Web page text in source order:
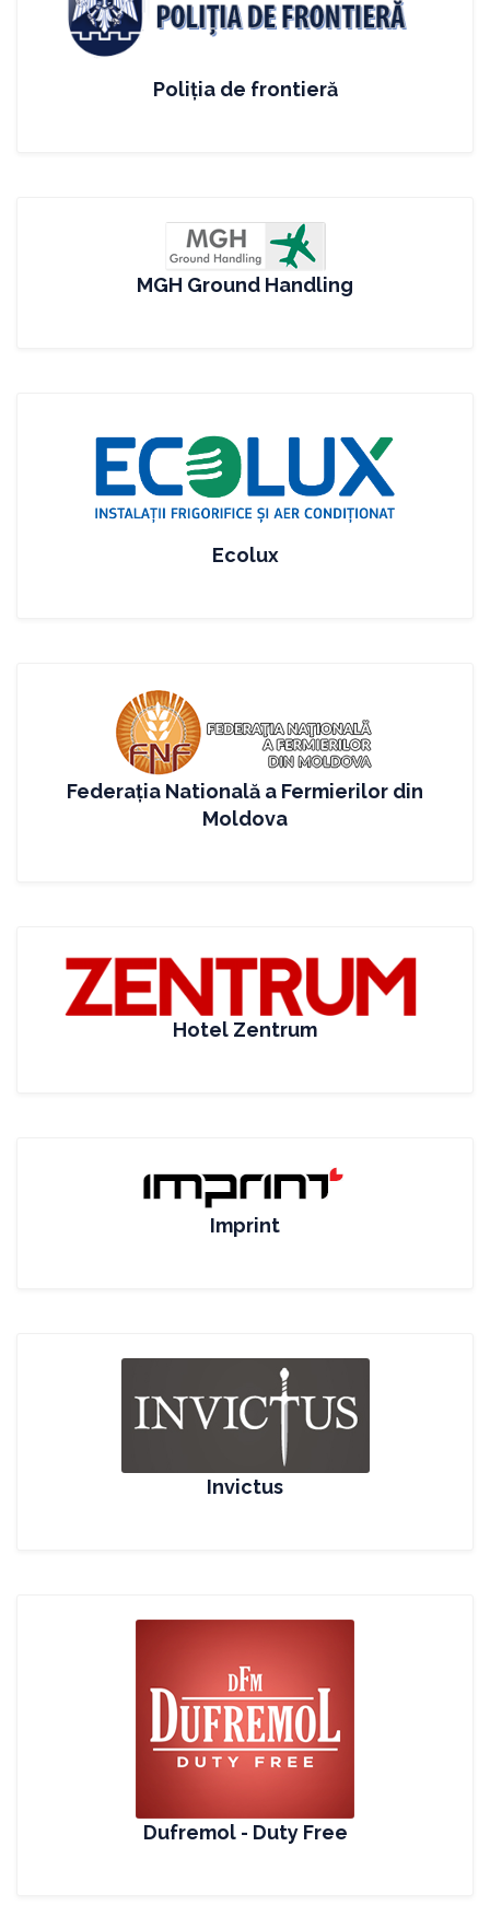
Poliția de frontieră
MGH Ground Handling
Ecolux
Federația Natională a Fermierilor din
Moldova
Hotel Zentrum
Imprint
Invictus
Dufremol - Duty Free